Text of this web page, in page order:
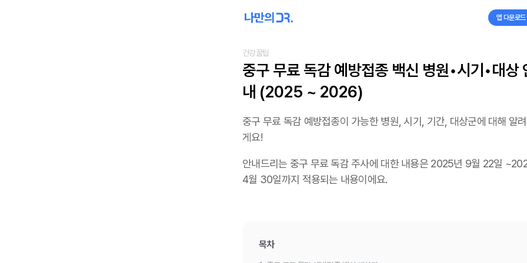
앱 다운로드
건강꿀팁
중구 무료 독감 예방접종 백신 병원•시기•대상
내 (2025 ~ 2026)
중구 무료 독감 예방접종이 가능한 병원, 시기, 기간, 대상군에 대해 알
게요!
안내드리는 중구 무료 독감 주사에 대한 내용은 2025년 9월 22일
4월 30일까지 적용되는 내용이에요.
목차